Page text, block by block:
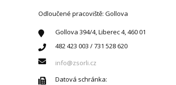
Odloučené pracoviště: Gollova
Gollova 394/4, Liberec 4, 460 01
482 423 003 / 731 528 620
info@zsorli.cz
Datová schránka: